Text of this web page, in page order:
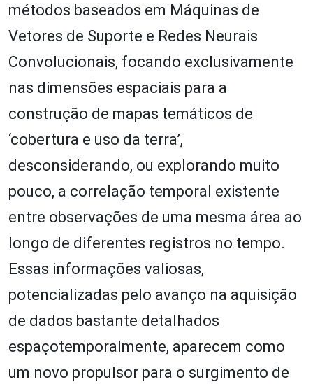
métodos baseados em Máquinas de
Vetores de Suporte e Redes Neurais
Convolucionais, focando exclusivamente
nas dimensões espaciais para a
construção de mapas temáticos de
‘cobertura e uso da terra’,
desconsiderando, ou explorando muito
pouco, a correlação temporal existente
entre observações de uma mesma área ao
longo de diferentes registros no tempo.
Essas informações valiosas,
potencializadas pelo avanço na aquisição
de dados bastante detalhados
espaçotemporalmente, aparecem como
um novo propulsor para o surgimento de